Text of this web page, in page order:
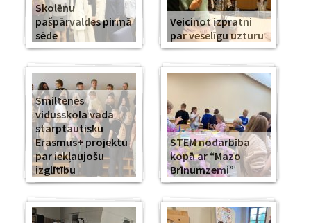
Skolēnu
pašpārvaldes pirmā
sēde
Veicinot izpratni
par veselīgu uzturu
Smiltenes
vidusskola vada
starptautisku
Erasmus+ projektu
par iekļaujošu
izglītību
STEM nodarbība
kopā ar “Mazo
Brīnumzemi”